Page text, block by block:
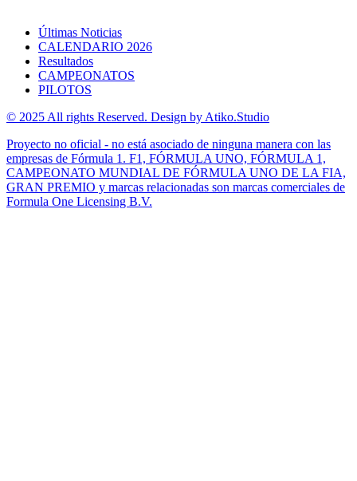
Últimas Noticias
CALENDARIO 2026
Resultados
CAMPEONATOS
PILOTOS
© 2025 All rights Reserved. Design by Atiko.Studio
Proyecto no oficial - no está asociado de ninguna manera con las
empresas de Fórmula 1. F1, FÓRMULA UNO, FÓRMULA 1,
CAMPEONATO MUNDIAL DE FÓRMULA UNO DE LA FIA,
GRAN PREMIO y marcas relacionadas son marcas comerciales de
Formula One Licensing B.V.